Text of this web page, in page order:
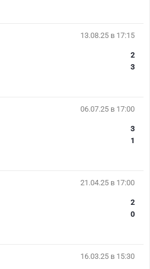
13.08.25 в 17:15
2
3
06.07.25 в 17:00
3
1
21.04.25 в 17:00
2
0
16.03.25 в 15:30